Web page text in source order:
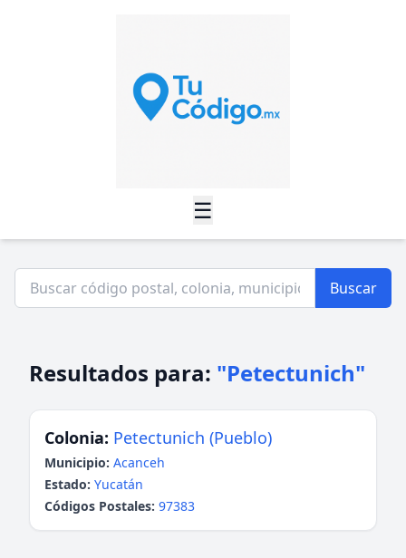
☰
Buscar
Resultados para: "Petectunich"
Colonia: Petectunich (Pueblo)
Municipio: Acanceh
Estado: Yucatán
Códigos Postales: 97383